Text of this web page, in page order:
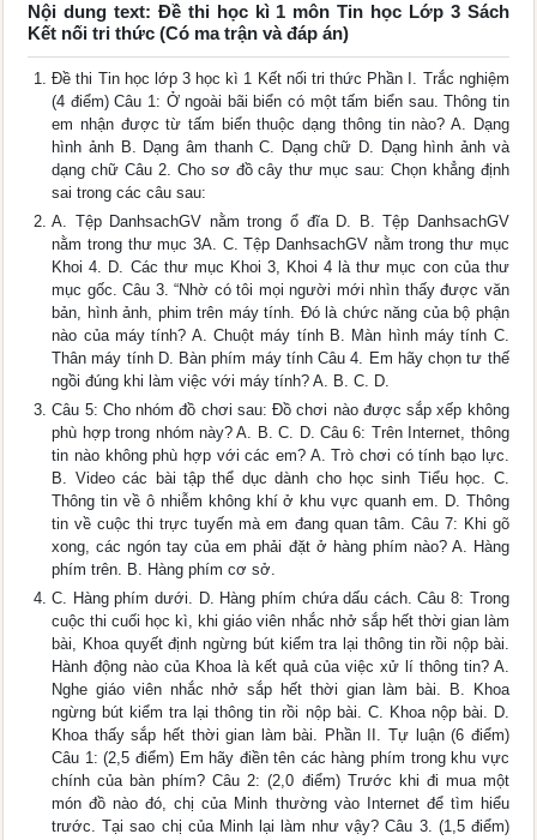
Nội dung text: Đề thi học kì 1 môn Tin học Lớp 3 Sách
Kết nối tri thức (Có ma trận và đáp án)
Đề thi Tin học lớp 3 học kì 1 Kết nối tri thức Phần I. Trắc nghiệm
(4 điểm) Câu 1: Ở ngoài bãi biển có một tấm biển sau. Thông tin
em nhận được từ tấm biển thuộc dạng thông tin nào? A. Dạng
hình ảnh B. Dạng âm thanh C. Dạng chữ D. Dạng hình ảnh và
dạng chữ Câu 2. Cho sơ đồ cây thư mục sau: Chọn khẳng định
sai trong các câu sau:
A. Tệp DanhsachGV nằm trong ổ đĩa D. B. Tệp DanhsachGV
nằm trong thư mục 3A. C. Tệp DanhsachGV nằm trong thư mục
Khoi 4. D. Các thư mục Khoi 3, Khoi 4 là thư mục con của thư
mục gốc. Câu 3. “Nhờ có tôi mọi người mới nhìn thấy được văn
bản, hình ảnh, phim trên máy tính. Đó là chức năng của bộ phận
nào của máy tính? A. Chuột máy tính B. Màn hình máy tính C.
Thân máy tính D. Bàn phím máy tính Câu 4. Em hãy chọn tư thế
ngồi đúng khi làm việc với máy tính? A. B. C. D.
Câu 5: Cho nhóm đồ chơi sau: Đồ chơi nào được sắp xếp không
phù hợp trong nhóm này? A. B. C. D. Câu 6: Trên Internet, thông
tin nào không phù hợp với các em? A. Trò chơi có tính bạo lực.
B. Video các bài tập thể dục dành cho học sinh Tiểu học. C.
Thông tin về ô nhiễm không khí ở khu vực quanh em. D. Thông
tin về cuộc thi trực tuyến mà em đang quan tâm. Câu 7: Khi gõ
xong, các ngón tay của em phải đặt ở hàng phím nào? A. Hàng
phím trên. B. Hàng phím cơ sở.
C. Hàng phím dưới. D. Hàng phím chứa dấu cách. Câu 8: Trong
cuộc thi cuối học kì, khi giáo viên nhắc nhở sắp hết thời gian làm
bài, Khoa quyết định ngừng bút kiểm tra lại thông tin rồi nộp bài.
Hành động nào của Khoa là kết quả của việc xử lí thông tin? A.
Nghe giáo viên nhắc nhở sắp hết thời gian làm bài. B. Khoa
ngừng bút kiểm tra lại thông tin rồi nộp bài. C. Khoa nộp bài. D.
Khoa thấy sắp hết thời gian làm bài. Phần II. Tự luận (6 điểm)
Câu 1: (2,5 điểm) Em hãy điền tên các hàng phím trong khu vực
chính của bàn phím? Câu 2: (2,0 điểm) Trước khi đi mua một
món đồ nào đó, chị của Minh thường vào Internet để tìm hiểu
trước. Tại sao chị của Minh lại làm như vậy? Câu 3. (1,5 điểm)